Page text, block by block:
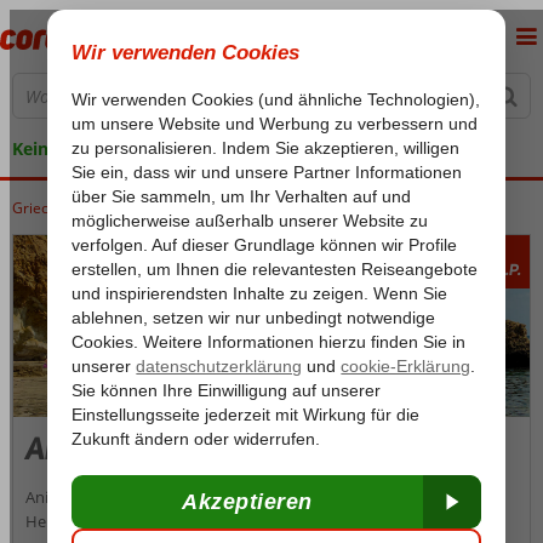
Keine versteckten Kosten
Home
Griechenland Kreta Kreta Anissaras
Ab 896 p.P.
Anissaras
Anissaras ist ein ruhiger Badeort, der im Schatten des geschäftigen
Hersonissos liegt. Während eines Urlaubs dort scheinen die